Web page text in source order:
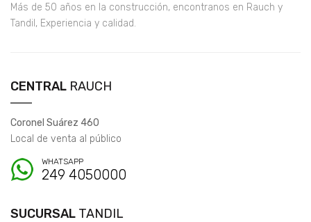
Más de 50 años en la construcción, encontranos en Rauch y
Tandil, Experiencia y calidad.
CENTRAL RAUCH
Coronel Suárez 460
Local de venta al público
WHATSAPP
249 4050000
SUCURSAL TANDIL